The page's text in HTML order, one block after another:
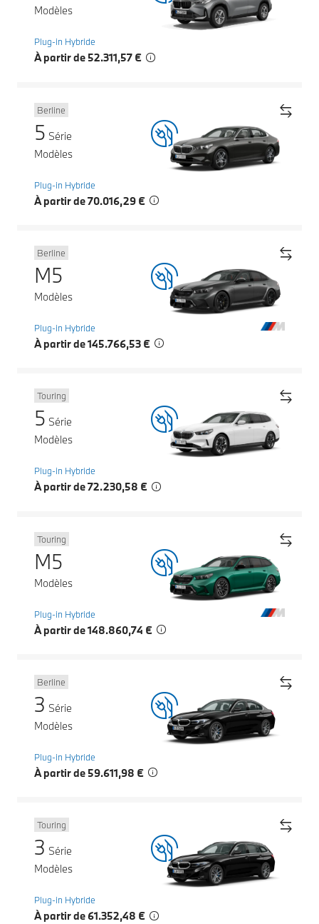
Modèles
Plug-in Hybride
À partir de 52.311,57 €
Berline
5 Série
Modèles
Plug-in Hybride
À partir de 70.016,29 €
Berline
M5
Modèles
Plug-in Hybride
À partir de 145.766,53 €
Touring
5 Série
Modèles
Plug-in Hybride
À partir de 72.230,58 €
Touring
M5
Modèles
Plug-in Hybride
À partir de 148.860,74 €
Berline
3 Série
Modèles
Plug-in Hybride
À partir de 59.611,98 €
Touring
3 Série
Modèles
Plug-in Hybride
À partir de 61.352,48 €